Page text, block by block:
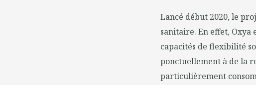
Lancé début 2020, le
sanitaire. En effet, Oxya
capacités de flexibilité
ponctuellement à de la
particulièrement